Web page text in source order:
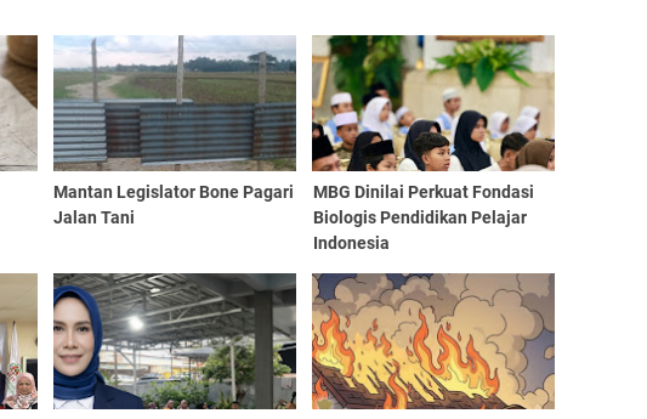
Mantan Legislator Bone Pagari
Jalan Tani
MBG Dinilai Perkuat Fondasi
Biologis Pendidikan Pelajar
Indonesia